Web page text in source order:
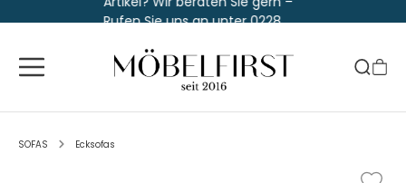
Rufen Sie uns an unter 0228
SOFAS Ecksofas